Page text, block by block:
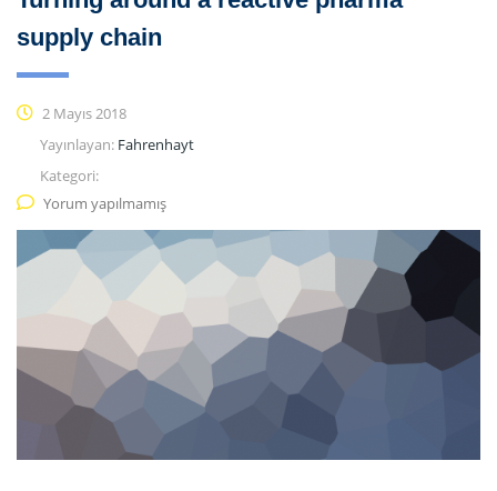
supply chain
2 Mayıs 2018
Yayınlayan: Fahrenhayt
Kategori:
Yorum yapılmamış